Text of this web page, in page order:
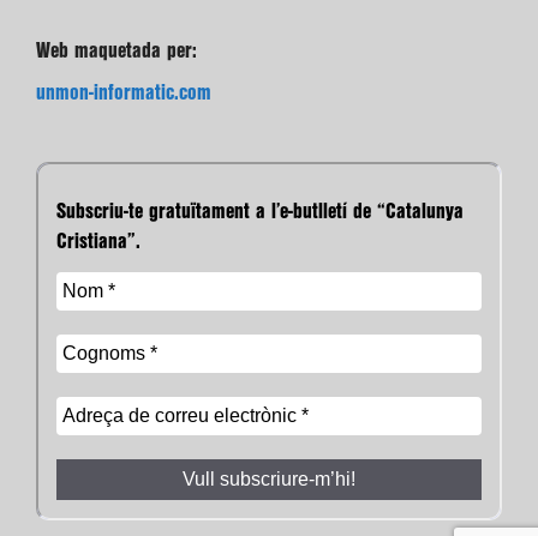
Web maquetada per:
unmon-informatic.com
Subscriu-te gratuïtament a l’e-butlletí de “Catalunya
Cristiana”.